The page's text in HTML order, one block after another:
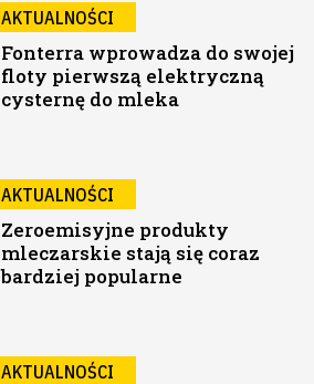
AKTUALNOŚCI
Fonterra wprowadza do swojej
floty pierwszą elektryczną
cysternę do mleka
AKTUALNOŚCI
Zeroemisyjne produkty
mleczarskie stają się coraz
bardziej popularne
AKTUALNOŚCI